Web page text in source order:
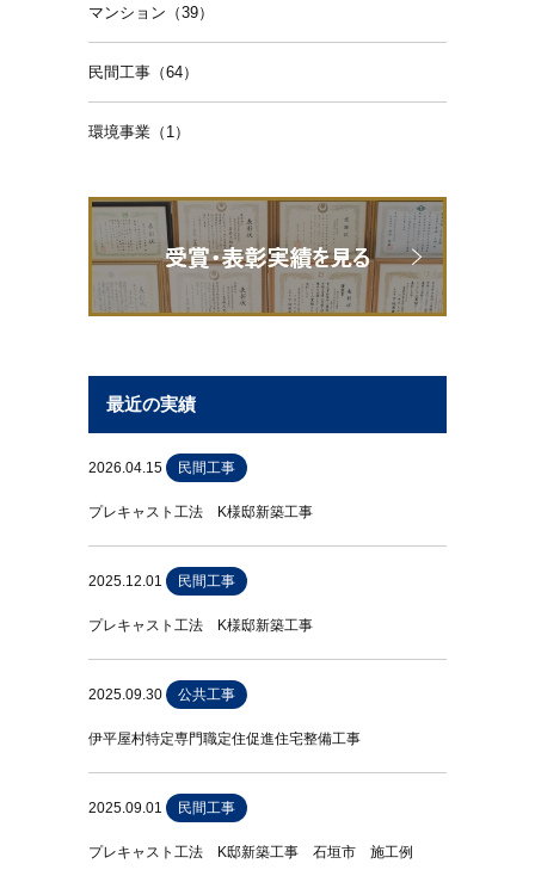
マンション（39）
民間工事（64）
環境事業（1）
最近の実績
2026.04.15 民間工事
プレキャスト工法 K様邸新築工事
2025.12.01 民間工事
プレキャスト工法 K様邸新築工事
2025.09.30 公共工事
伊平屋村特定専門職定住促進住宅整備工事
2025.09.01 民間工事
プレキャスト工法 K邸新築工事 石垣市 施工例